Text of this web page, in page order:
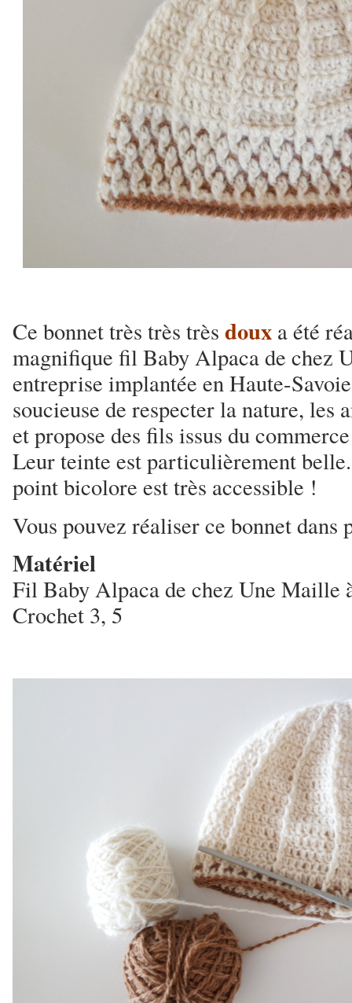
Ce bonnet très très très doux a été
magnifique fil Baby Alpaca de chez
entreprise implantée en Haute-
soucieuse de respecter la nature, les
et propose des fils issus du
Leur teinte est particulièrement
point bicolore est très accessible !
Vous pouvez réaliser ce bonnet dans
Matériel
Fil Baby Alpaca de chez Une Maille
Crochet 3, 5